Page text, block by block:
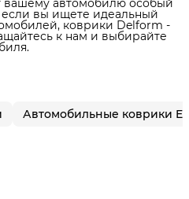
вашему автомобилю особый
вы ищете идеальный
коврики Delform -
к нам и выбирайте
Автомобильные коврики